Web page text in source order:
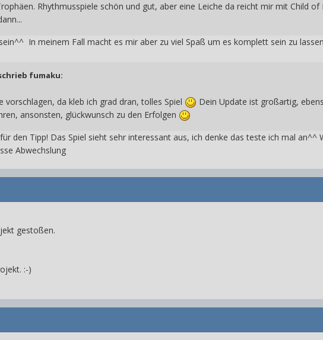
Rhythmusspiele schön und gut, aber eine Leiche da reicht mir mit Child of
In meinem Fall macht es mir aber zu viel Spaß um es komplett sein zu lassen
fumaku:
vorschlagen, da kleb ich grad dran, tolles Spiel
Dein Update ist großartig,
ansonsten, glückwunsch zu den Erfolgen
den Tipp! Das Spiel sieht sehr interessant aus, ich denke das teste ich mal an^^
Abwechslung
gestoßen.
:-)